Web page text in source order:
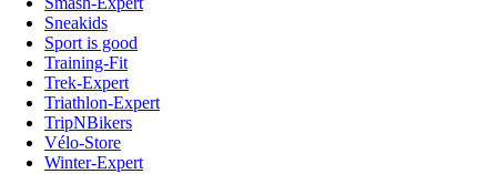
Sneakids
Sport is good
Training-Fit
Trek-Expert
Triathlon-Expert
TripNBikers
Vélo-Store
Winter-Expert